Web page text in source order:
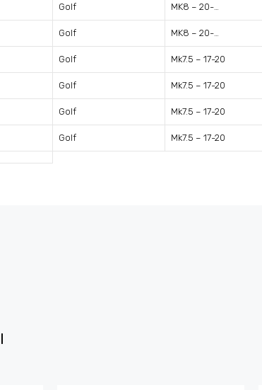
Golf MK8 – 20-…
Golf MK8 – 20-…
Golf Mk7.5 – 17-20
Golf Mk7.5 – 17-20
Golf Mk7.5 – 17-20
Golf Mk7.5 – 17-20